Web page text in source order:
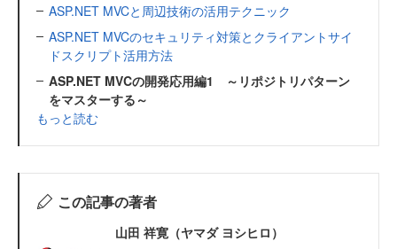
ASP.NET MVCと周辺技術の活用テクニック
ASP.NET MVCのセキュリティ対策とクライアントサイ
ドスクリプト活用方法
ASP.NET MVCの開発応用編1 ～リポジトリパターン
をマスターする～
もっと読む
この記事の著者
山田 祥寛（ヤマダ ヨシヒロ）